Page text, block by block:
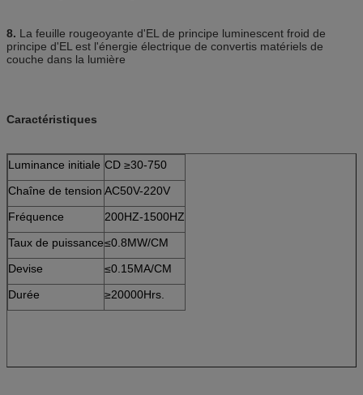
8. La feuille rougeoyante d'EL de principe luminescent froid de
principe d'EL est l'énergie électrique de convertis matériels de
couche dans la lumière
Caractéristiques
Luminance initiale CD ≥30-750
Chaîne de tension AC50V-220V
Fréquence
200HZ-1500HZ
Taux de puissance≤0.8MW/CM
Devise
≤0.15MA/CM
Durée
≥20000Hrs.